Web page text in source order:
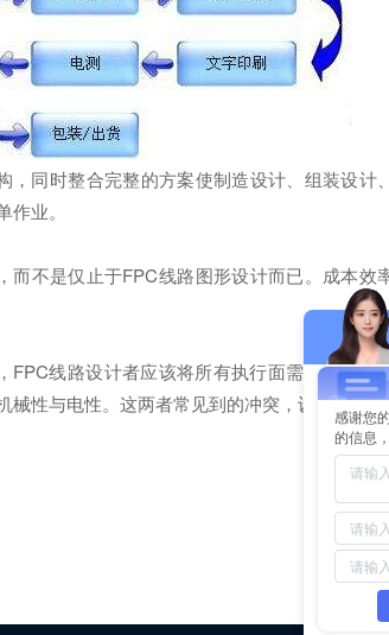
同时整合完整的方案使制造设计、组装设
业。
不是仅止于FPC线路图形设计而已。成本效
线路设计者应该将所有执行面需要讨论
性与电性。这两者常见到的冲突，设计者必